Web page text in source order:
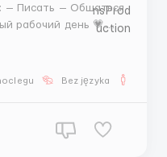
...
Bez języka